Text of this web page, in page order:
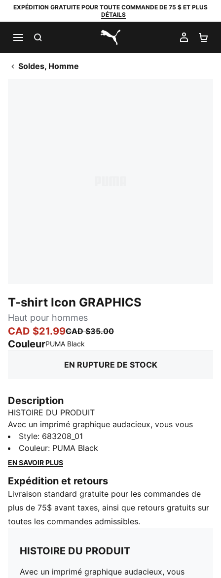
EXPÉDITION GRATUITE POUR TOUTE COMMANDE DE 75 $ ET PLUS
DÉTAILS
PUMA.com
MON
Soldes, Homme
T-shirt Icon GRAPHICS
Haut pour hommes
CAD $21.99CAD $35.00
CouleurPUMA Black
EN RUPTURE DE STOCK
Description
HISTOIRE DU PRODUIT
Avec un imprimé graphique audacieux, vous vous
démarquerez de la foule dans ce t-shirt en coton
ultra-doux. Pour le fan qui vit et respire le soccer,
c'est le compagnon indispensable des jours de match.
Coupe standard
160 g/m², jersey simple
Col rond
Manche courte
Style: 683208_01
Couleur: PUMA Black
EN SAVOIR PLUS
Expédition et retours
Livraison standard gratuite pour les commandes de
plus de 75$ avant taxes, ainsi que retours gratuits sur
toutes les commandes admissibles.
HISTOIRE DU PRODUIT
Avec un imprimé graphique audacieux, vous